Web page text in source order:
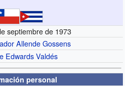
septiembre de 1973
Allende Gossens
Edwards Valdés
personal